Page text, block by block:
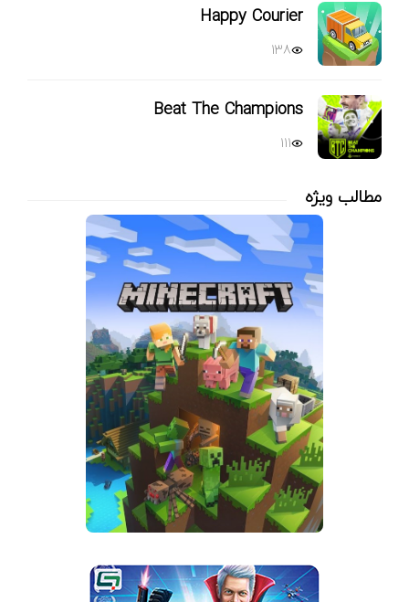
Happy Courier
138
Beat The Champions
111
مطالب ویژه